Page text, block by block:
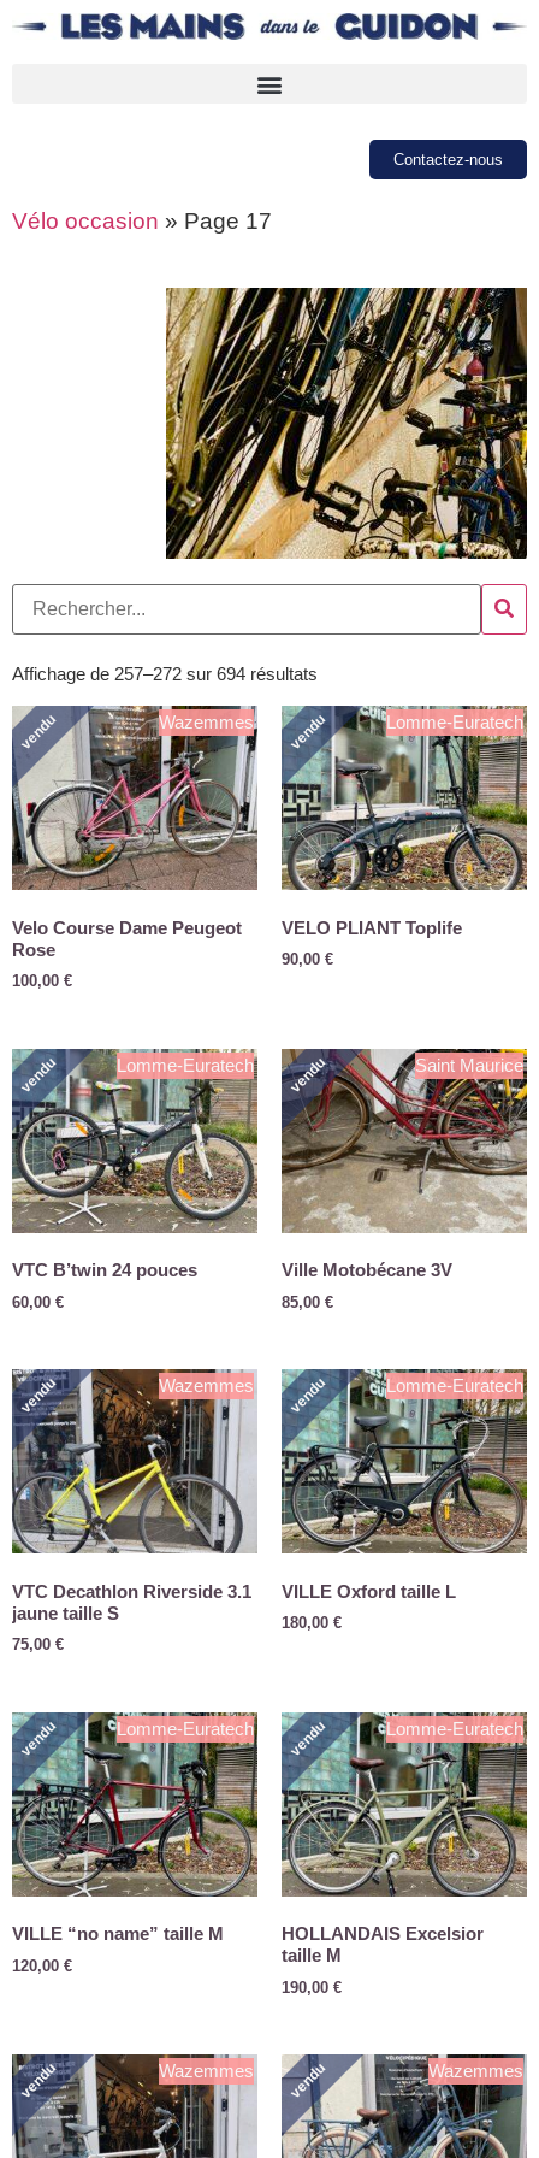
Contactez-nous
Vélo occasion » Page 17
Affichage de 257–272 sur 694 résultats
Wazemmes
vendu
Velo Course Dame Peugeot
Rose
100,00 €
Lomme-Euratech
vendu
VELO PLIANT Toplife
90,00 €
Lomme-Euratech
vendu
VTC B’twin 24 pouces
60,00 €
Saint Maurice
vendu
Ville Motobécane 3V
85,00 €
Wazemmes
vendu
VTC Decathlon Riverside 3.1
jaune taille S
75,00 €
Lomme-Euratech
vendu
VILLE Oxford taille L
180,00 €
Lomme-Euratech
vendu
VILLE “no name” taille M
120,00 €
Lomme-Euratech
vendu
HOLLANDAIS Excelsior
taille M
190,00 €
Wazemmes
vendu Wazemmes
vendu